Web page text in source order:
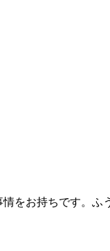
をお持ちです。